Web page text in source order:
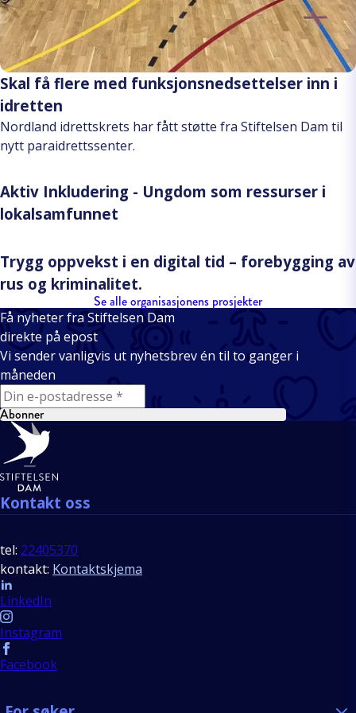
Skal få flere med funksjonsnedsettelser inn i
idretten
Nordland idrettskrets har fått støtte fra Stiftelsen Dam til
nytt paraidrettssenter.
Aktiv Inkludering - Ungdom som ressurser i
lokalsamfunnet
Trygg oppvekst i en digital tid – forebygging av
rus og kriminalitet.
Se alle organisasjonens prosjekter
Få nyheter fra Stiftelsen Dam
direkte på epost
Vi sender vanligvis ut nyhetsbrev én til to ganger i
måneden
E-mail
Abonner
Bunntekst
Kontakt oss
tel: 22405370
kontakt: Kontaktskjema
Follow us
LinkedIn
Instagram
Facebook